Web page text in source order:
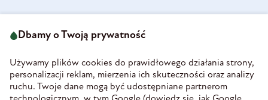
58-160 Świebodzice
REGON 890213034
INFORMACJE
Dbamy o Twoją prywatność
Używamy plików cookies do prawidłowego działania strony,
personalizacji reklam, mierzenia ich skuteczności oraz analizy
ruchu. Twoje dane mogą być udostępniane partnerom